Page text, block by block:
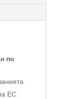
по
ЕС